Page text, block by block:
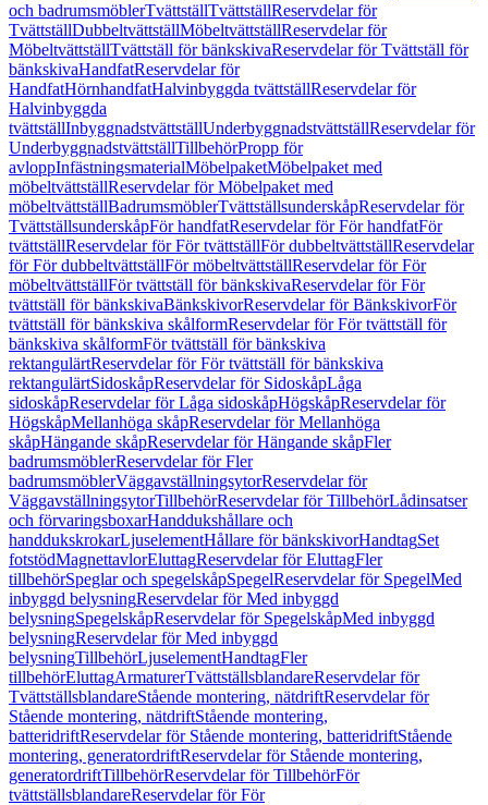
och badrumsmöblerTvättställTvättställReservdelar för
TvättställDubbeltvättställMöbeltvättställReservdelar för
MöbeltvättställTvättställ för bänkskivaReservdelar för Tvättställ för
bänkskivaHandfatReservdelar för
HandfatHörnhandfatHalvinbyggda tvättställReservdelar för
Halvinbyggda
tvättställInbyggnadstvättställUnderbyggnadstvättställReservdelar för
UnderbyggnadstvättställTillbehörPropp för
avloppInfästningsmaterialMöbelpaketMöbelpaket med
möbeltvättställReservdelar för Möbelpaket med
möbeltvättställBadrumsmöblerTvättställsunderskåpReservdelar för
TvättställsunderskåpFör handfatReservdelar för För handfatFör
tvättställReservdelar för För tvättställFör dubbeltvättställReservdelar
för För dubbeltvättställFör möbeltvättställReservdelar för För
möbeltvättställFör tvättställ för bänkskivaReservdelar för För
tvättställ för bänkskivaBänkskivorReservdelar för BänkskivorFör
tvättställ för bänkskiva skålformReservdelar för För tvättställ för
bänkskiva skålformFör tvättställ för bänkskiva
rektangulärtReservdelar för För tvättställ för bänkskiva
rektangulärtSidoskåpReservdelar för SidoskåpLåga
sidoskåpReservdelar för Låga sidoskåpHögskåpReservdelar för
HögskåpMellanhöga skåpReservdelar för Mellanhöga
skåpHängande skåpReservdelar för Hängande skåpFler
badrumsmöblerReservdelar för Fler
badrumsmöblerVäggavställningsytorReservdelar för
VäggavställningsytorTillbehörReservdelar för TillbehörLådinsatser
och förvaringsboxarHanddukshållare och
handdukskrokarLjuselementHållare för bänkskivorHandtagSet
fotstödMagnettavlorEluttagReservdelar för EluttagFler
tillbehörSpeglar och spegelskåpSpegelReservdelar för SpegelMed
inbyggd belysningReservdelar för Med inbyggd
belysningSpegelskåpReservdelar för SpegelskåpMed inbyggd
belysningReservdelar för Med inbyggd
belysningTillbehörLjuselementHandtagFler
tillbehörEluttagArmaturerTvättställsblandareReservdelar för
TvättställsblandareStående montering, nätdriftReservdelar för
Stående montering, nätdriftStående montering,
batteridriftReservdelar för Stående montering, batteridriftStående
montering, generatordriftReservdelar för Stående montering,
generatordriftTillbehörReservdelar för TillbehörFör
tvättställsblandareReservdelar för För